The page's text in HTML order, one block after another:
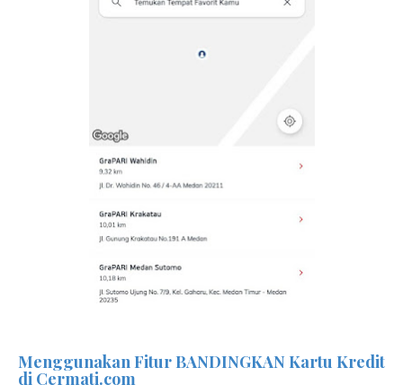
Menggunakan Fitur BANDINGKAN Kartu Kredit
di Cermati.com